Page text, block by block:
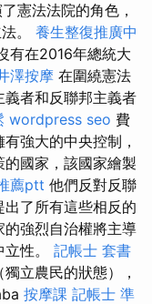
憲法法院的角色，
。 養生整復推廣中
有在2016年總統大
澤按摩 在圍繞憲法
者和反聯邦主義者
wordpress seo 費
強大的中央控制，
國家，該國家繪製
薦ptt 他們反對反聯
了所有這些相反的
的強烈自治權將主導
性。 記帳士 套書
立農民的狀態），
按摩課 記帳士 準